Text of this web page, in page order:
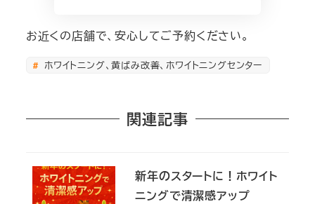
お近くの店舗で、安心してご予約ください。
ホワイトニング、黄ばみ改善、ホワイトニングセンター
関連記事
新年のスタートに！ホワイト
ニングで清潔感アップ